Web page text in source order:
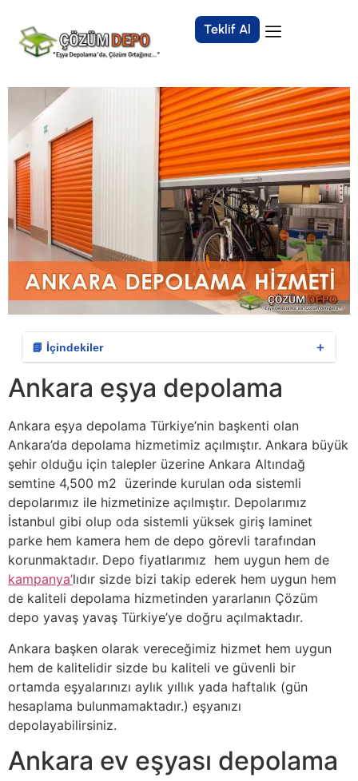
Teklif Al
📘 İçindekiler ＋
Ankara eşya depolama
Ankara eşya depolama Türkiye’nin başkenti olan
Ankara’da depolama hizmetimiz açılmıştır. Ankara büyük
şehir olduğu için talepler üzerine Ankara Altındağ
semtine 4,500 m2 üzerinde kurulan oda sistemli
depolarımız ile hizmetinize açılmıştır. Depolarımız
İstanbul gibi olup oda sistemli yüksek giriş laminet
parke hem kamera hem de depo görevli tarafından
korunmaktadır. Depo fiyatlarımız hem uygun hem de
kampanya’lıdır sizde bizi takip ederek hem uygun hem
de kaliteli depolama hizmetinden yararlanın Çözüm
depo yavaş yavaş Türkiye’ye doğru açılmaktadır.
Ankara başken olarak vereceğimiz hizmet hem uygun
hem de kalitelidir sizde bu kaliteli ve güvenli bir
ortamda eşyalarınızı aylık yıllık yada haftalık (gün
hesaplama bulunmamaktadır.) eşyanızı
depolayabilirsiniz.
Ankara ev eşyası depolama